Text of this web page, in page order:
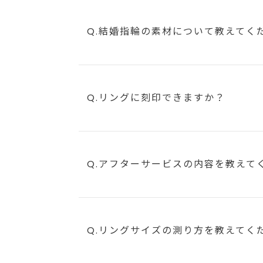
Q.結婚指輪の素材について教えてく
Q.リングに刻印できますか？
Q.アフターサービスの内容を教えて
Q.リングサイズの測り方を教えてく